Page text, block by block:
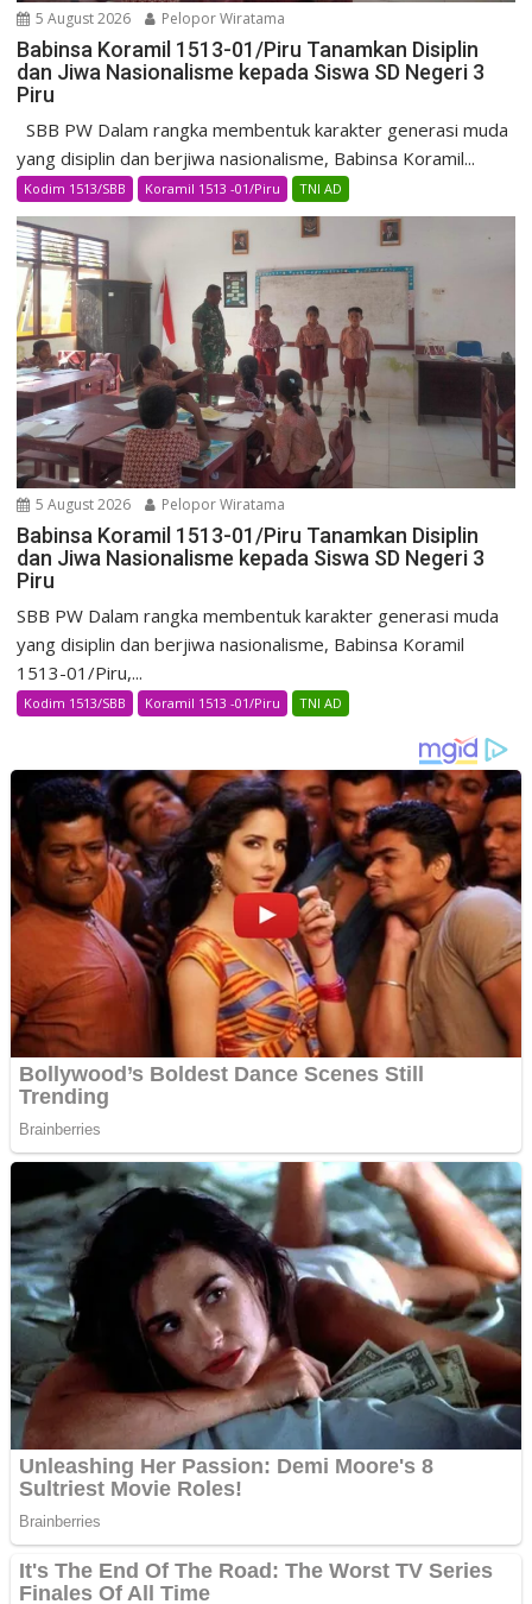
5 August 2026 Pelopor Wiratama
Babinsa Koramil 1513-01/Piru Tanamkan Disiplin
dan Jiwa Nasionalisme kepada Siswa SD Negeri 3
Piru
SBB PW Dalam rangka membentuk karakter generasi muda
yang disiplin dan berjiwa nasionalisme, Babinsa Koramil...
Kodim 1513/SBB Koramil 1513 -01/Piru TNI AD
5 August 2026 Pelopor Wiratama
Babinsa Koramil 1513-01/Piru Tanamkan Disiplin
dan Jiwa Nasionalisme kepada Siswa SD Negeri 3
Piru
SBB PW Dalam rangka membentuk karakter generasi muda
yang disiplin dan berjiwa nasionalisme, Babinsa Koramil
1513-01/Piru,...
Kodim 1513/SBB Koramil 1513 -01/Piru TNI AD